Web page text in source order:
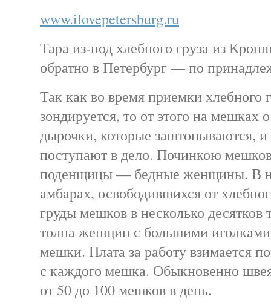
www.ilovepetersburg.ru
Тара из-под хлебного груза из
обратно в Петербург — по
Так как во время приемки
зондируется, то от этого на мешках
дырочки, которые заштопываются,
поступают в дело. Починкою
поденщицы — бедные женщины. В
амбарах, освободившихся от
груды мешков в несколько
толпа женщин с большими иголками
мешки. Плата за работу взимается
с каждого мешка. Обыкновенно
от 50 до 100 мешков в день.